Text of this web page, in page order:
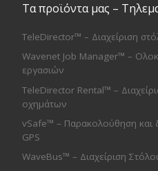
Τα προϊόντα μας –
TeleDirector™ – Διαχείριση
Wavenet Job Manager™ –
εργασιών
TeleDirector Rental™ –
οχημάτων
vSafe™ – Παρακολούθηση και
GPS
WaveBus™ – Διαχείριση